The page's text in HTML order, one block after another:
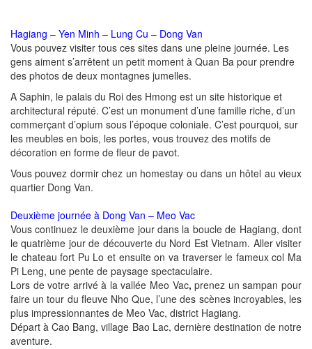
Hagiang – Yen Minh – Lung Cu – Dong Van
Vous pouvez visiter tous ces sites dans une pleine journée. Les
gens aiment s’arrêtent un petit moment à Quan Ba pour prendre
des photos de deux montagnes jumelles.
A Saphin, le palais du Roi des Hmong est un site historique et
architectural réputé. C’est un monument d’une famille riche, d’un
commerçant d’opium sous l’époque coloniale. C’est pourquoi, sur
les meubles en bois, les portes, vous trouvez des motifs de
décoration en forme de fleur de pavot.
Vous pouvez dormir chez un homestay ou dans un hôtel au vieux
quartier Dong Van.
Deuxième journée à Dong Van – Meo Vac
Vous continuez le deuxième jour dans la boucle de Hagiang, dont
le quatrième jour de découverte du Nord Est Vietnam. Aller visiter
le chateau fort Pu Lo et ensuite on va traverser le fameux col Ma
Pi Leng, une pente de paysage spectaculaire.
Lors de votre arrivé à la vallée Meo Vac, prenez un sampan pour
faire un tour du fleuve Nho Que, l’une des scènes incroyables, les
plus impressionnantes de Meo Vac, district Hagiang.
Départ à Cao Bang, village Bao Lac, dernière destination de notre
aventure.